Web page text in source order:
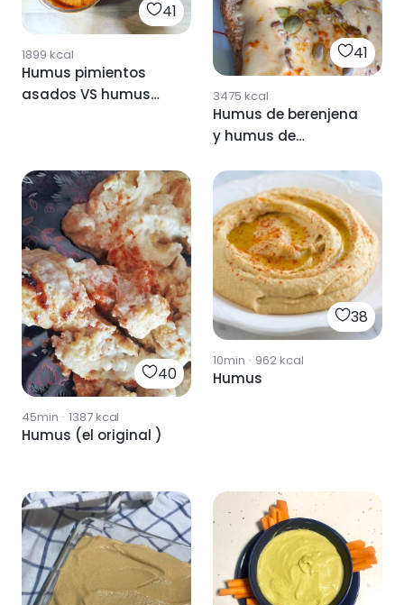
41
1899 kcal
Humus pimientos
asados VS humus
41
3475 kcal
Humus de berenjena
y humus de
40
45min · 1387kcal
Humus (el original )
38
10min · 962kcal
Humus